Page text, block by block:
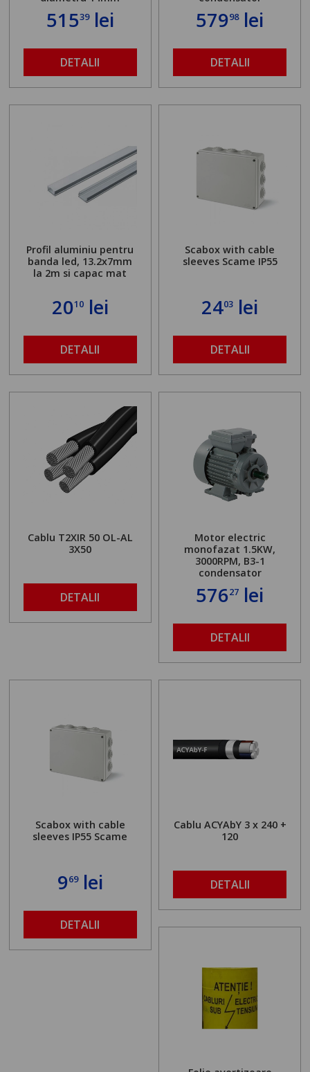
51539lei
DETALII
57998lei
DETALII
Profil aluminiu pentru
banda led, 13.2x7mm
la 2m si capac mat
2010lei
DETALII
Scabox with cable
sleeves Scame IP55
2403 lei
DETALII
Cablu T2XIR 50 OL-AL
3X50
DETALII
Motor electric
monofazat 1.5KW,
3000RPM, B3-1
condensator
57627 lei
DETALII
Scabox with cable
sleeves IP55 Scame
969lei
DETALII
Cablu ACYAbY 3 x 240 +
120
DETALII